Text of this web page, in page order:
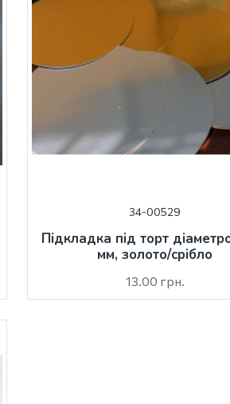
34-00529
Підкладка під торт
мм, золото/срібло
13.00 грн.